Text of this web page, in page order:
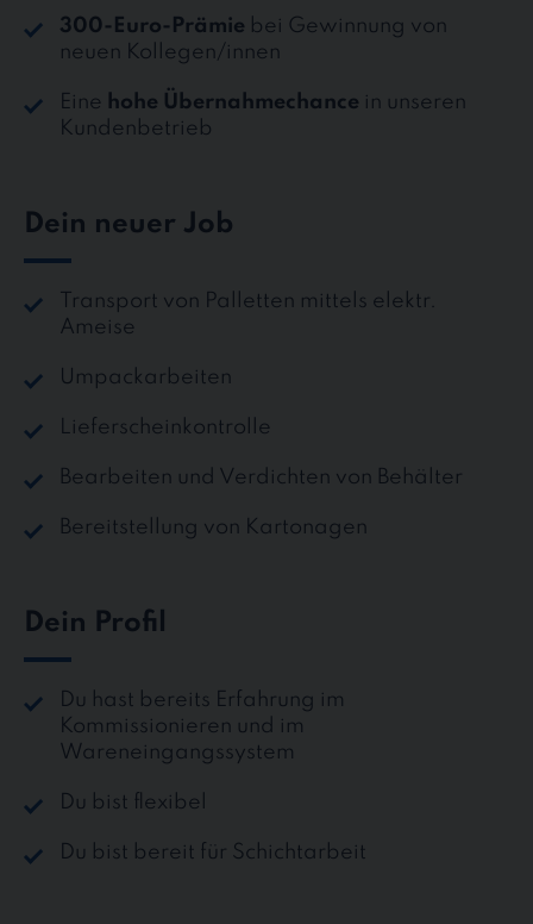
300-Euro-Prämie bei Gewinnung von
neuen Kollegen/innen
Eine hohe Übernahmechance in unseren
Kundenbetrieb
Dein neuer Job
Transport von Palletten mittels elektr.
Ameise
Umpackarbeiten
Lieferscheinkontrolle
Bearbeiten und Verdichten von Behälter
Bereitstellung von Kartonagen
Dein Profil
Du hast bereits Erfahrung im
Kommissionieren und im
Wareneingangssystem
Du bist flexibel
Du bist bereit für Schichtarbeit